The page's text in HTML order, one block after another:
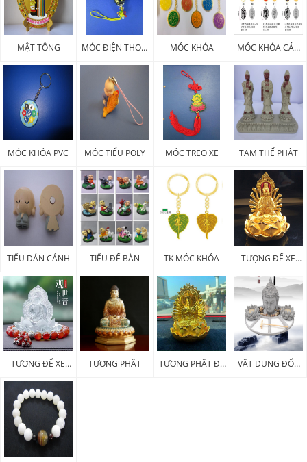
MẬT TÔNG
MÓC ĐIỆN THOẠI
MÓC KHÓA
MÓC KHÓA CÁC
MÓC KHÓA PVC MÓC TIỂU POLY MÓC TREO XE TAM THẾ PHẬT
TIỂU DÁN CẢNH TIỂU ĐỂ BÀN TK MÓC KHÓA
TƯỢNG ĐỂ XE
TƯỢNG ĐỂ XE
TƯỢNG PHẬT
TƯỢNG PHẬT ĐỂ
VẬT DỤNG ĐỐT